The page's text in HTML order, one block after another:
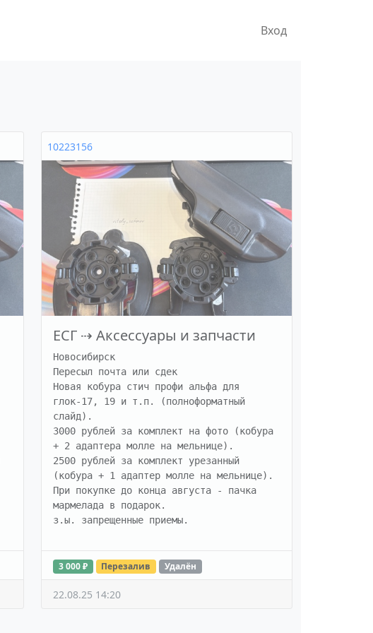
Вход
10223156
ЕСГ ⇢ Аксессуары и запчасти
Новосибирск
Пересыл почта или сдек
Новая кобура стич профи альфа для
глок-17, 19 и т.п. (полноформатный
слайд).
3000 рублей за комплект на фото (кобура
+ 2 адаптера молле на мельнице).
2500 рублей за комплект урезанный
(кобура + 1 адаптер молле на мельнице).
При покупке до конца августа - пачка
мармелада в подарок.
з.ы. запрещенные приемы.
3 000 ₽ Перезалив Удалён
22.08.25 14:20